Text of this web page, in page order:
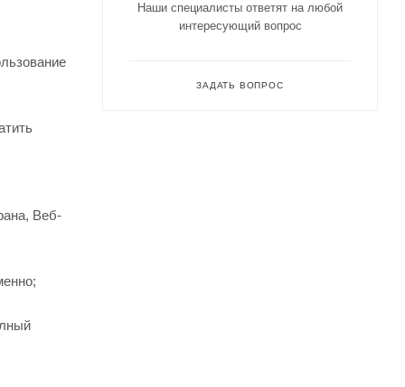
Веб-
Наши специалисты ответят на любой
интересующий вопрос
ЗАДАТЬ ВОПРОС